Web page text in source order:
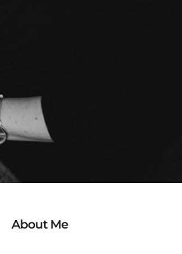
About Me